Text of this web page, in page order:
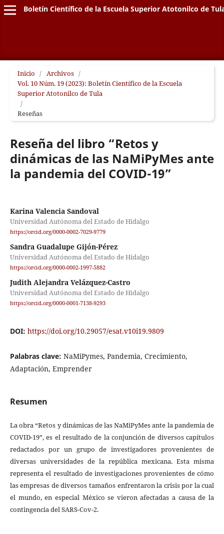
Boletín Científico de la Escuela Superior Atotonilco de
Inicio / Archivos /
Vol. 10 Núm. 19 (2023): Boletín Científico de la Escuela
Superior Atotonilco de Tula
/
Reseñas
Reseña del libro “Retos y
dinámicas de las NaMiPyMes ante
la pandemia del COVID-19”
Karina Valencia Sandoval
Universidad Autónoma del Estado de Hidalgo
https://orcid.org/0000-0002-7029-9779
Sandra Guadalupe Gijón-Pérez
Universidad Autónoma del Estado de Hidalgo
https://orcid.org/0000-0002-1997-5882
Judith Alejandra Velázquez-Castro
Universidad Autónoma del Estado de Hidalgo
https://orcid.org/0000-0001-7138-9293
DOI: https://doi.org/10.29057/esat.v10i19.9809
Palabras clave: NaMiPymes, Pandemia, Crecimiento,
Adaptación, Emprender
Resumen
La obra “Retos y dinámicas de las NaMiPyMes ante la pandemia de
COVID-19”, es el resultado de la conjunción de diversos capítulos
redactados por un grupo de investigadores provenientes de
diversas universidades de la república mexicana. Esta misma
representa el resultado de investigaciones provenientes de cómo
las empresas de diversos tamaños enfrentaron la crisis por la cual
el mundo, en especial México se vieron afectadas a causa de la
contingencia del SARS-Cov-2.